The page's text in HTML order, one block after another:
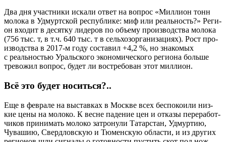
Два дня участ­ни­ки иска­ли ответ на вопрос «Мил­ли­он тонн
моло­ка в Удмурт­ской рес­пуб­ли­ке: миф или реаль­ность?» Реги­
он вхо­дит в десят­ку лиде­ров по объ­е­му про­из­вод­ства моло­ка
(756 тыс. т, в т.ч. 640 тыс. т в сель­хоз­ор­га­ни­за­ци­ях). Рост про­
из­вод­ства в 2017‑м году соста­вил +4,2 %, но зна­ко­мых
с реаль­но­стью Ураль­ско­го эко­но­ми­че­ско­го реги­о­на боль­ше
тре­во­жил вопрос, будет ли вос­тре­бо­ван этот миллион.
Всё это будет носиться?..
Еще в фев­ра­ле на выстав­ках в Москве всех бес­по­ко­и­ли низ­
кие цены на моло­ко. К весне паде­ние цен и отка­зы пере­ра­бот­
чи­ков при­ни­мать моло­ко затро­ну­ли Татар­стан, Удмур­тию,
Чува­шию, Сверд­лов­скую и Тюмен­скую обла­сти, и из дру­гих